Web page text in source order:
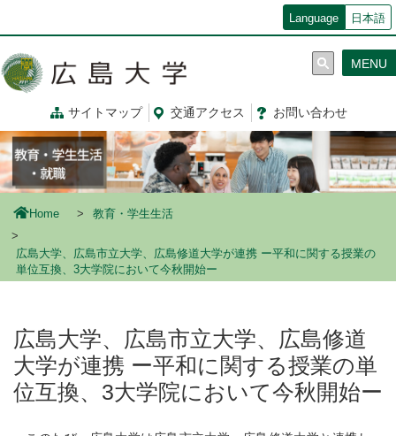
コ
ン
ツ
に
移
動
Language 日本語
サイトマップ 交通アクセス お問い合わせ
MENU
Home 教育・学生生活
広島大学、広島市立大学、広島修道大学が連携 ー平和に関する授業の
単位互換、3大学院において今秋開始ー
広島大学、広島市立大学、広島修道
大学が連携 ー平和に関する授業の単
位互換、3大学院において今秋開始ー